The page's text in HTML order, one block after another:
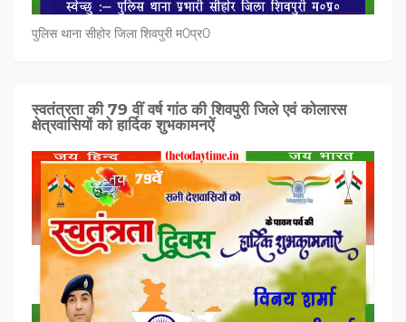
पुलिस थाना सीहोर जिला शिवपुरी म0प्र0
स्वतंत्रता की 79 वीं वर्ष गांठ की शिवपुरी जिले एवं कोलारस
क्षेत्रवासियों को हार्दिक शुभकामनऐं